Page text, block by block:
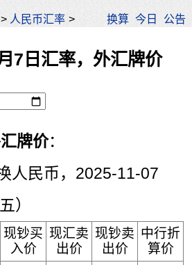
> 人民币汇率 > 换算 今日 公告
7日汇率，外汇牌价
牌价：
民币，2025-11-07
）
现钞买
入价
现汇卖
出价
现钞卖
出价
中行折
算价